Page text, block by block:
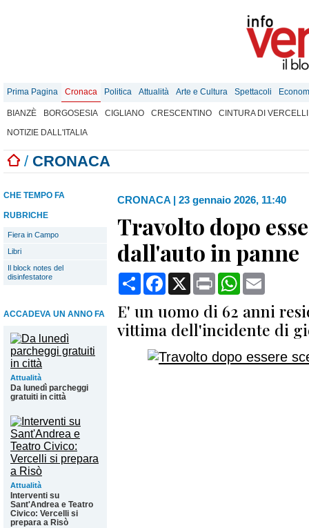
Prima Pagina Cronaca Politica Attualità Arte e Cultura Spettacoli
BIANZÈ BORGOSESIA CIGLIANO CRESCENTINO
CINTURA DI VERCELLI
NOTIZIE DALL'ITALIA
/ CRONACA
CHE TEMPO FA
RUBRICHE
Fiera in Campo
Libri
Il block notes del
disinfestatore
ACCADEVA UN ANNO FA
Attualità
Da lunedì parcheggi
gratuiti in città
Attualità
Interventi su
Sant'Andrea e Teatro
Civico: Vercelli si
prepara a Risò
CRONACA | 23 gennaio 2026, 11:40
Travolto dopo
dall'auto in panne
CondividiFacebook
X Print WhatsApp
E' un uomo di 62 anni
vittima dell'incidente di